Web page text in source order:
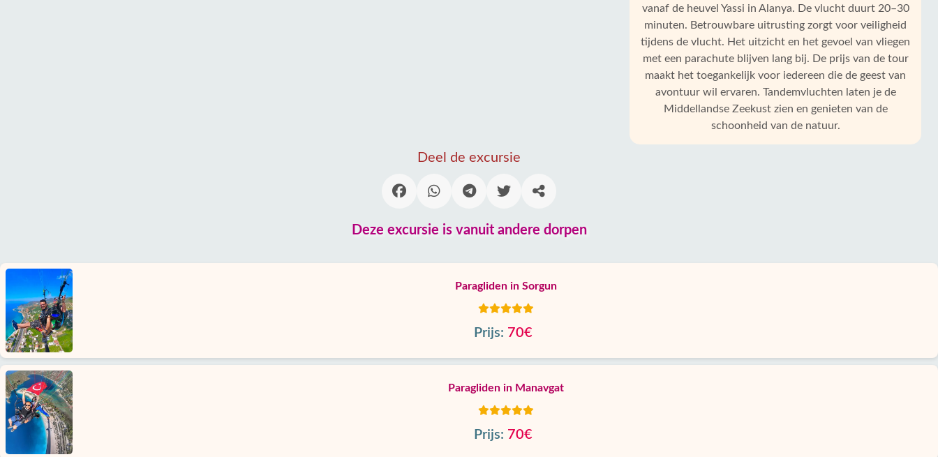
vanaf de heuvel Yassi in Alanya. De vlucht duurt 20–30
minuten. Betrouwbare uitrusting zorgt voor veiligheid
tijdens de vlucht. Het uitzicht en het gevoel van vliegen
met een parachute blijven lang bij. De prijs van de tour
maakt het toegankelijk voor iedereen die de geest van
avontuur wil ervaren. Tandemvluchten laten je de
Middellandse Zeekust zien en genieten van de
schoonheid van de natuur.
Deel de excursie
Deze excursie is vanuit andere dorpen
Paragliden in Sorgun
Prijs: 70€
Paragliden in Manavgat
Prijs: 70€